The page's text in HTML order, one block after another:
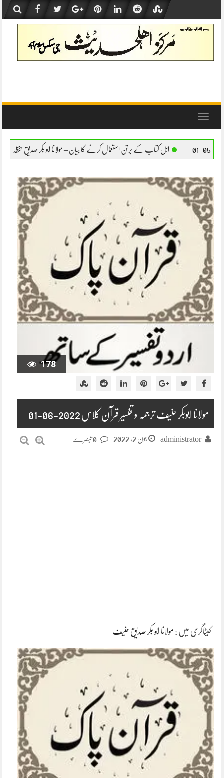
content
Toggle
کے برتن استعمال کرنے کا بیان – مولانا ابو بکر صدیق حفظہ اللہ اہل کتاب کے برتن
178
مولانا ابوبکر حنیف ترجمہ و تفسیر قرآن کلاس 2022-06-01
administrator جون 2, 2022
کیٹاگری میں : مولانا ابو بکر صدیق حنیف